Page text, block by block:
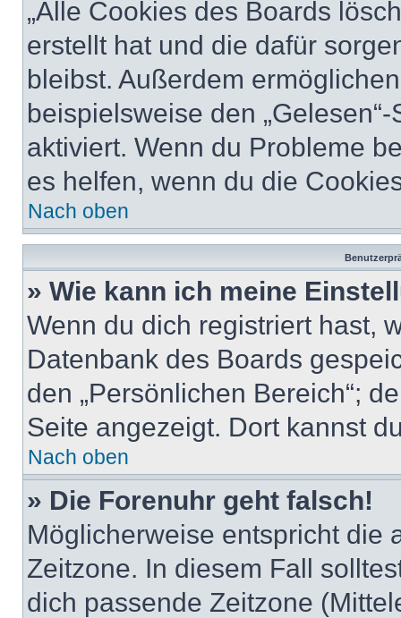
„Alle Cookies des Boards
erstellt hat und die dafür
bleibst. Außerdem
beispielsweise den
aktiviert. Wenn du Probleme
es helfen, wenn du die
Nach oben
» Wie kann ich meine
Wenn du dich registriert hast,
Datenbank des Boards
den „Persönlichen Bereich“;
Seite angezeigt. Dort kannst
Nach oben
» Die Forenuhr geht falsch!
Möglicherweise entspricht die
Zeitzone. In diesem Fall
dich passende Zeitzone